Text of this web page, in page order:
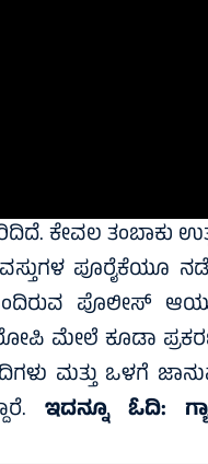
ಕೇವಲ ತಂಬಾಕು
ಪೂರೈಕೆಯೂ
ಪೊಲೀಸ್
ಮೇಲೆ ಕೂಡಾ
ಮತ್ತು ಒಳಗೆ
ಇದನ್ನೂ ಓದಿ: